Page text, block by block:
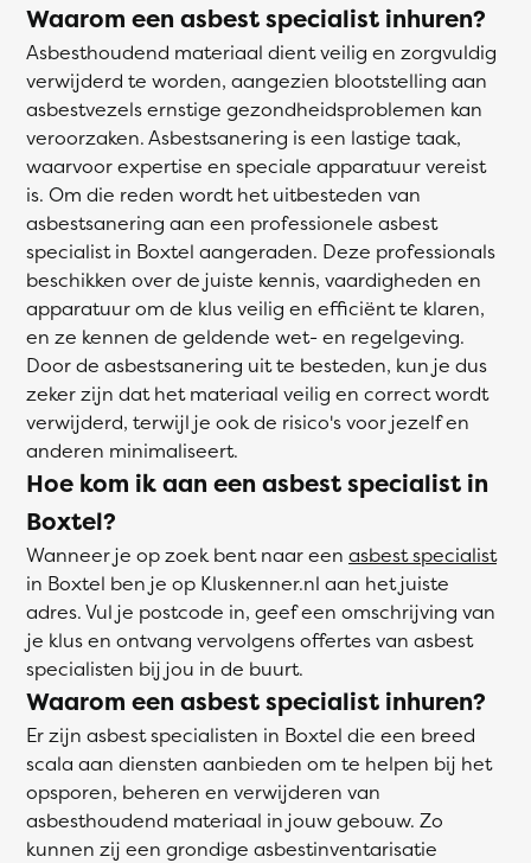
Waarom een asbest specialist inhuren?
Asbesthoudend materiaal dient veilig en zorgvuldig
verwijderd te worden, aangezien blootstelling aan
asbestvezels ernstige gezondheidsproblemen kan
veroorzaken. Asbestsanering is een lastige taak,
waarvoor expertise en speciale apparatuur vereist
is. Om die reden wordt het uitbesteden van
asbestsanering aan een professionele asbest
specialist in Boxtel aangeraden. Deze professionals
beschikken over de juiste kennis, vaardigheden en
apparatuur om de klus veilig en efficiënt te klaren,
en ze kennen de geldende wet- en regelgeving.
Door de asbestsanering uit te besteden, kun je dus
zeker zijn dat het materiaal veilig en correct wordt
verwijderd, terwijl je ook de risico's voor jezelf en
anderen minimaliseert.
Hoe kom ik aan een asbest specialist in
Boxtel?
Wanneer je op zoek bent naar een asbest specialist
in Boxtel ben je op Kluskenner.nl aan het juiste
adres. Vul je postcode in, geef een omschrijving van
je klus en ontvang vervolgens offertes van asbest
specialisten bij jou in de buurt.
Waarom een asbest specialist inhuren?
Er zijn asbest specialisten in Boxtel die een breed
scala aan diensten aanbieden om te helpen bij het
opsporen, beheren en verwijderen van
asbesthoudend materiaal in jouw gebouw. Zo
kunnen zij een grondige asbestinventarisatie